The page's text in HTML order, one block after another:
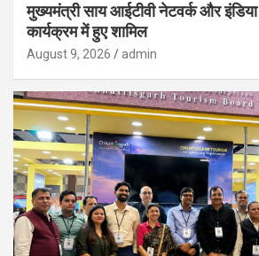
मुख्यमंत्री साय आईटीवी नेटवर्क और
कार्यक्रम में हुए शामिल
August 9, 2026 admin